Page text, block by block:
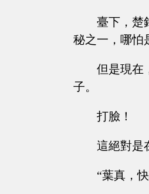
臺下，楚
秘之一，哪怕
但是現在
子。
打臉！
這絕對是
“葉真，